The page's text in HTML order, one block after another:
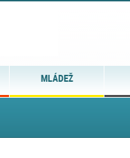
MLÁDEŽ